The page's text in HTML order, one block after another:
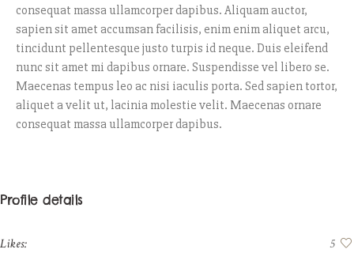
consequat massa ullamcorper dapibus. Aliquam auctor,
sapien sit amet accumsan facilisis, enim enim aliquet arcu,
tincidunt pellentesque justo turpis id neque. Duis eleifend
nunc sit amet mi dapibus ornare. Suspendisse vel libero se.
Maecenas tempus leo ac nisi iaculis porta. Sed sapien tortor,
aliquet a velit ut, lacinia molestie velit. Maecenas ornare
consequat massa ullamcorper dapibus.
Profile details
Likes:
5